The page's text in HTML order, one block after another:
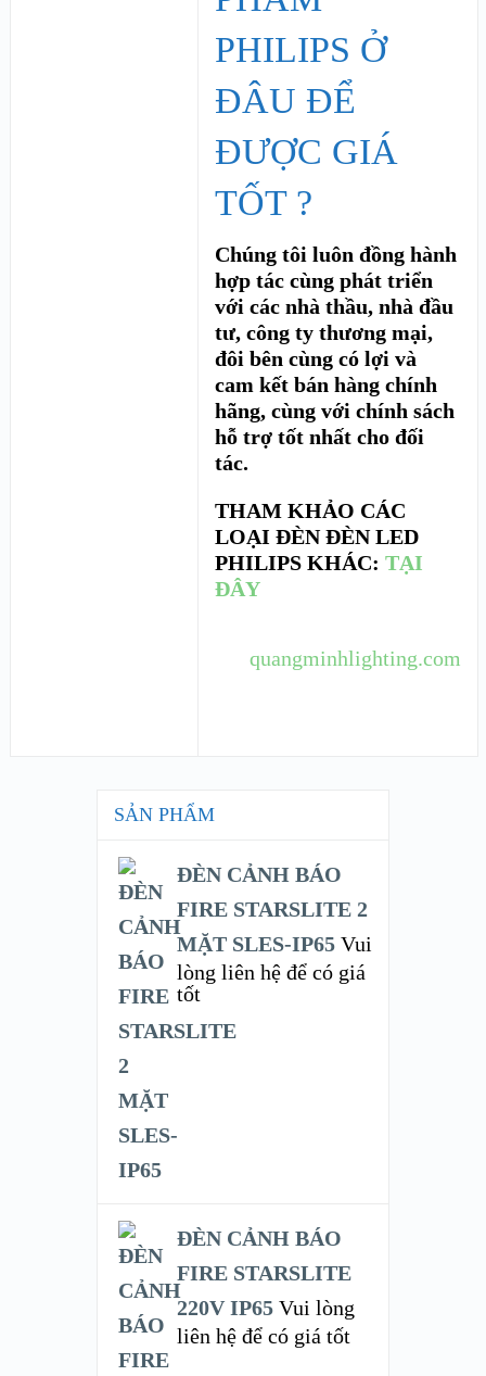
PHILIPS Ở
ĐÂU ĐỂ
ĐƯỢC GIÁ
TỐT ?
Chúng tôi luôn đồng hành
hợp tác cùng phát triển
với các nhà thầu, nhà đầu
tư, công ty thương mại,
đôi bên cùng có lợi và
cam kết bán hàng chính
hãng, cùng với chính sách
hỗ trợ tốt nhất cho đối
tác.
THAM KHẢO CÁC
LOẠI ĐÈN ĐÈN LED
PHILIPS KHÁC:TẠI
ĐÂY
quangminhlighting.com
SẢN PHẨM
ĐÈN CẢNH BÁO
FIRE STARSLITE 2
MẶT SLES-IP65 Vui
lòng liên hệ để có giá
tốt
ĐÈN CẢNH BÁO
FIRE STARSLITE
220V IP65 Vui lòng
liên hệ để có giá tốt